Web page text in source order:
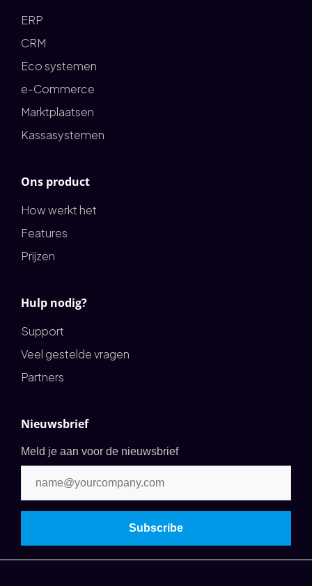
ERP
CRM
Eco systemen
e-Commerce
Marktplaatsen
Kassasystemen
Ons product
How werkt het
Features
Prijzen
Hulp nodig?
Support
Veel gestelde vragen
Partners
Nieuwsbrief
Meld je aan voor de nieuwsbrief